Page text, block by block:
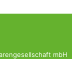
mbH